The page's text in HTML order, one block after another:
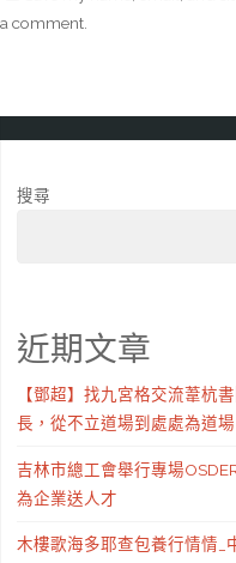
a comment.
搜尋
近期文章
【鄧超】找九宮格交流葦杭
長，從不立道場到處處為道場
吉林市總工會舉行專場
為企業送人才
木樓歌海多耶查包養行情情_